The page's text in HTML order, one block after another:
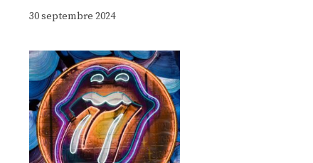
30 septembre 2024